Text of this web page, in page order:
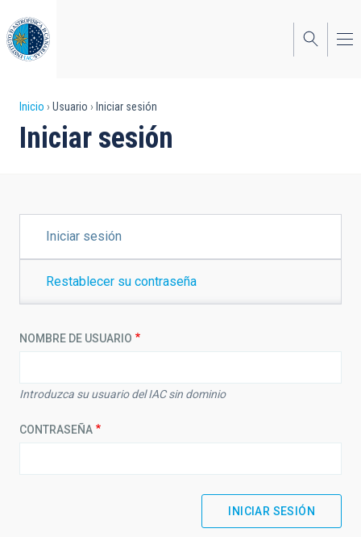
al
contenido
principal
Sobrescribir
enlaces
la
navegación
Inicio Usuario Iniciar sesión
Iniciar sesión
PRINCIPALES
Iniciar sesión
Restablecer su contraseña
NOMBRE DE USUARIO
Introduzca su usuario del IAC sin dominio
CONTRASEÑA